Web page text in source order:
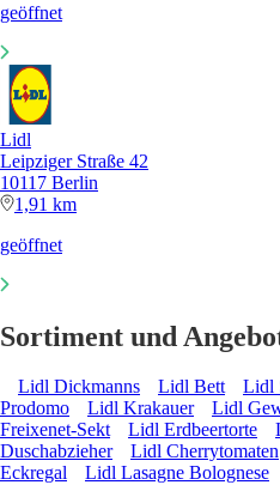
geöffnet
Lidl
Leipziger Straße 42
10117 Berlin
1,91 km
geöffnet
Sortiment und
Lidl Dickmanns Lidl Bett Lidl
Prodomo
Lidl Krakauer Lidl
Freixenet-Sekt
Lidl Erdbeertorte
Duschabzieher
Lidl Cherrytomaten
Eckregal
Lidl Lasagne Bolognese